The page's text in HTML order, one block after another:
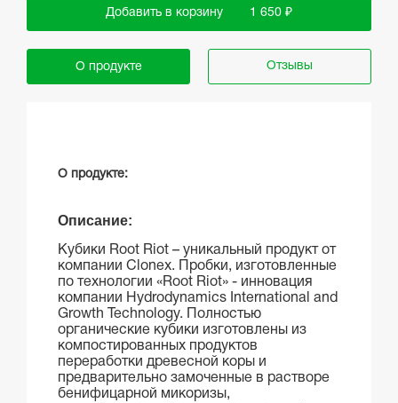
Добавить в корзину 1 650 ₽
О продукте Отзывы
О продукте:
Описание:
Кубики Root Riot – уникальный продукт от
компании Clonex.
Пробки, изготовленные
по технологии «Root Riot» - инновация
компании Hydrodynamics International and
Growth Technology. Полностью
органические кубики изготовлены из
компостированных продуктов
переработки древесной коры и
предварительно замоченные в растворе
бенифицарной микоризы,